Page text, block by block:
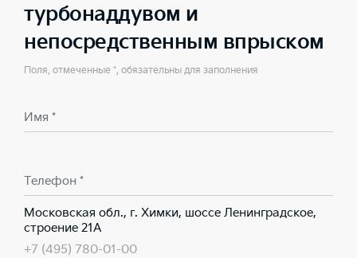
турбонаддувом и
непосредственным впрыском
Поля, отмеченные *, обязательны для заполнения
Имя *
Телефон *
Московская обл., г. Химки, шоссе Ленинградское,
строение 21А
+7 (495) 780-01-00